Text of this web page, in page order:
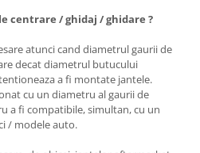
centrare / ghidaj / ghidare ?
atunci cand diametrul gaurii de
decat diametrul butucului
a fi montate jantele.
cu un diametru al gaurii de
a fi compatibile, simultan, cu un
/ modele auto.